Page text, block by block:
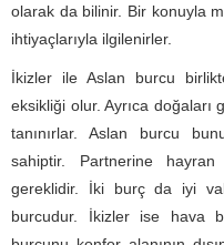
olarak da bilinir. Bir konuyla
ihtiyaçlarıyla ilgilenirler.
İkizler ile Aslan burcu
eksikliği olur. Ayrıca
tanınırlar. Aslan burcu
sahiptir. Partnerine
gereklidir. İki burç da iyi
burcudur. İkizler ise hava